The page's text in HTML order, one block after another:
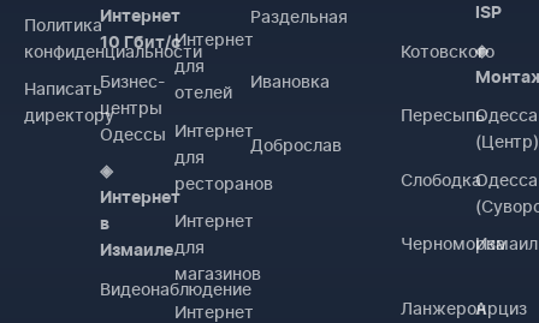
Политика
конфиденциальности
Написать
директору
Интернет
10 Гбит/с
Бизнес-
центры
Одессы
◈
Интернет
в
Измаиле
Видеонаблюдение
Интернет
для
отелей
Интернет
для
ресторанов
Интернет
для
магазинов
Интернет
Раздельная
Ивановка
Доброслав
Котовского
Пересыпь
Слободка
Черноморка
Ланжерон
ISP
◈
Одесса
(Центр)
Одесса
Измаил
Арциз